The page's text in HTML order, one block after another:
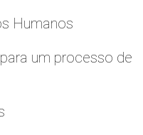
Humanos
um processo de